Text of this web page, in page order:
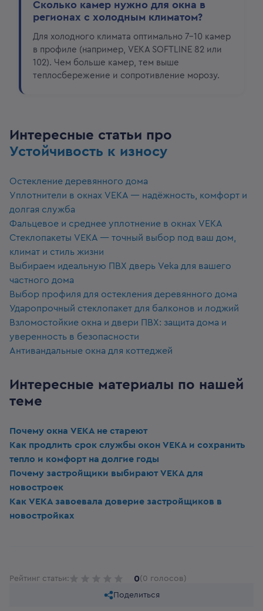
Сколько камер нужно для окна в
регионах с холодным климатом?
Для холодного климата оптимально 7–10 камер
в профиле (например, VEKA SOFTLINE 82 или
102). Чем больше камер, тем выше
теплосбережение и сопротивление морозу.
Интересные статьи про
Устойчивость к износу
Остекление деревянного дома
Уплотнители в окнах VEKA — надёжность, комфорт и
долгая служба
Фальцевое и среднее уплотнение в окнах VEKA
Стеклопакеты VEKA — точный выбор под ваш дом,
климат и стиль жизни
Выбираем идеальную ПВХ дверь Veka для вашего
частного дома
Выбор профиля для остекления деревянного дома
Ударопрочный стеклопакет для балконов и лоджий
Взломостойкие окна и двери ПВХ: защита дома и
уверенность в безопасности
Антивандальные окна для коттеджей
Интересные материалы по нашей
теме
Почему окна VEKA не стареют
Как продлить срок службы окон VEKA и сохранить
тепло и комфорт на долгие годы
Почему застройщики выбирают VEKA для
новостроек
Как VEKA завоевала доверие застройщиков в
новостройках
Рейтинг статьи: 0(0 голосов)
Поделиться